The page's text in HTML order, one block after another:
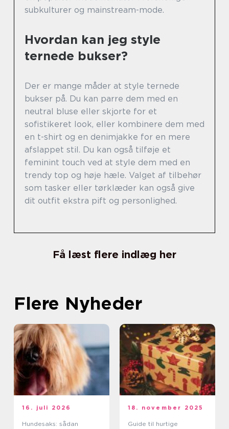
subkulturer og mainstream-mode.
Hvordan kan jeg style
ternede bukser?
Der er mange måder at style ternede
bukser på. Du kan parre dem med en
neutral bluse eller skjorte for et
sofistikeret look, eller kombinere dem med
en t-shirt og en denimjakke for en mere
afslappet stil. Du kan også tilføje et
feminint touch ved at style dem med en
trendy top og høje hæle. Valget af tilbehør
som tasker eller tørklæder kan også give
dit outfit ekstra pift og personlighed.
Få læst flere indlæg her
Flere Nyheder
16. juli 2026
Hundesaks: sådan
18. november 2025
Guide til hurtige